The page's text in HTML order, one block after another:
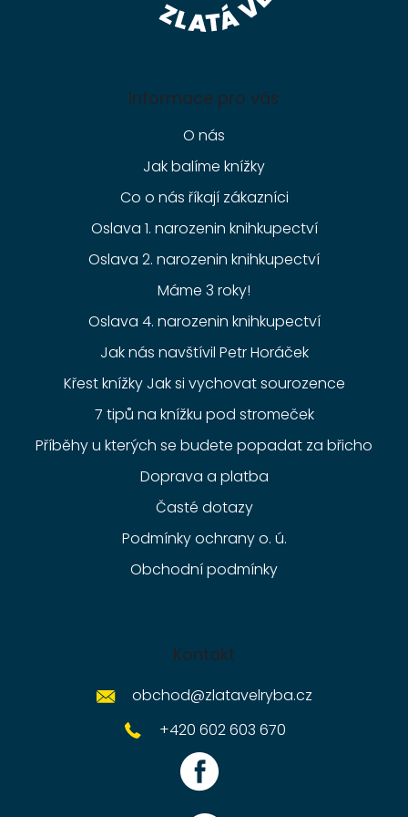
Informace pro vás
O nás
Jak balíme knížky
Co o nás říkají zákazníci
Oslava 1. narozenin knihkupectví
Oslava 2. narozenin knihkupectví
Máme 3 roky!
Oslava 4. narozenin knihkupectví
Jak nás navštívil Petr Horáček
Křest knížky Jak si vychovat sourozence
7 tipů na knížku pod stromeček
Příběhy u kterých se budete popadat za břicho
Doprava a platba
Časté dotazy
Podmínky ochrany o. ú.
Obchodní podmínky
Kontakt
obchod@zlatavelryba.cz
+420 602 603 670